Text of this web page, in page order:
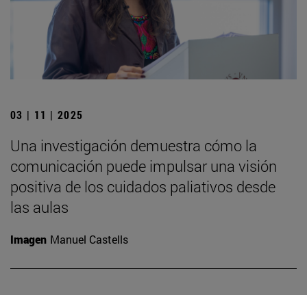
03 | 11 | 2025
Una investigación demuestra cómo la
comunicación puede impulsar una visión
positiva de los cuidados paliativos desde
las aulas
Imagen Manuel Castells